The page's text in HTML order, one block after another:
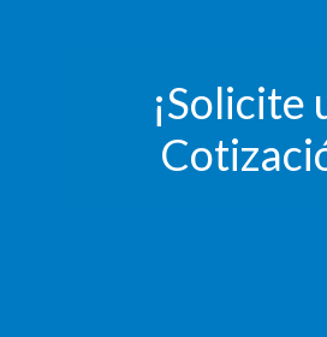
¡Solicite